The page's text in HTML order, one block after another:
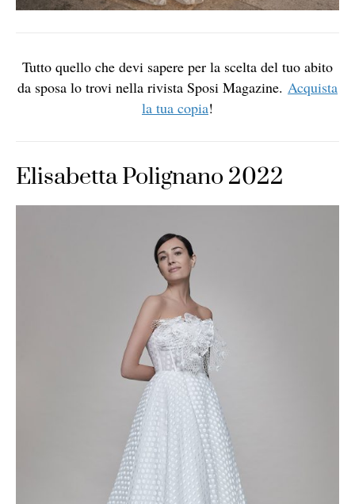
Tutto quello che devi sapere per la scelta del tuo abito
da sposa lo trovi nella rivista Sposi Magazine. Acquista
la tua copia!
Elisabetta Polignano 2022